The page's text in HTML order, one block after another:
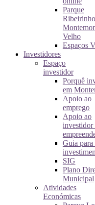
Parque
Velho
Espaços
Investidores
Espaço
investidor
Porquê
em
Apoio ao
emprego
Apoio ao
investidor
Guia para
SIG
Plano
Municipal
Atividades
Económicas